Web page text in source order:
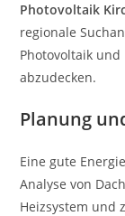
Photovoltaik
regionale
Photovoltaik
abzudecken.
Planung
Eine gute
Analyse von
Heizsystem und